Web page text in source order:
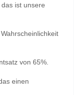
ist unsere
von 65%.
einen